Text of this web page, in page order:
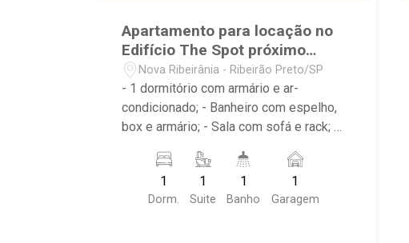
Apartamento para locação no
Edifício The Spot próximo
UNAERP
Nova Ribeirânia - Ribeirão Preto/SP
- 1 dormitório com armário e ar-
condicionado; - Banheiro com espelho,
box e armário; - Sala com sofá e rack; -
geladeira, microondas e fogão; -
Condomínio com portaria 24 horas, sala
de estudos, biblioteca, cozinha
1
Dorm.
1
Suite
1
Banho
1
Garagem